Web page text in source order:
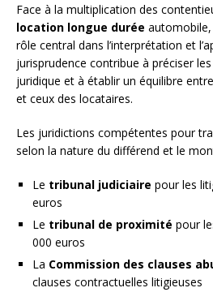
Face à la multiplication des
location longue durée
rôle central dans l’interprétation et
jurisprudence contribue à préciser
juridique et à établir un équilibre
et ceux des locataires.
Les juridictions compétentes pour
selon la nature du différend et le
Le tribunal judiciaire pour les
euros
Le tribunal de proximité pour
000 euros
La Commission des clauses
clauses contractuelles litigieuses